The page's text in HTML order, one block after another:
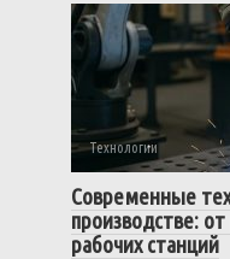
Технологии
Современные
производстве:
рабочих станций